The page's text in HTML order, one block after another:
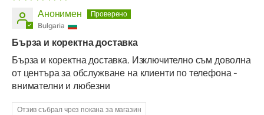
Анонимен
Bulgaria
Бърза и коректна доставка
Бърза и коректна доставка. Изключително съм доволна
от центъра за обслужване на клиенти по телефона -
внимателни и любезни
Отзив събрал чрез покана за магазин